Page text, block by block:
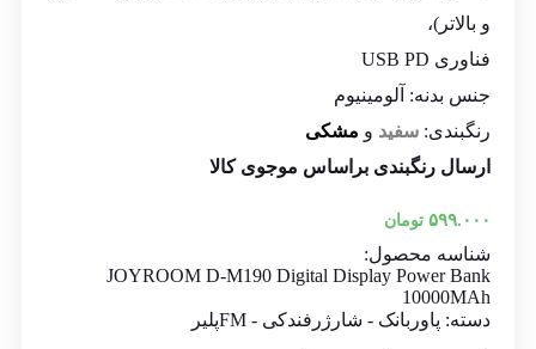
و بالاتر)،
فناوری USB PD
جنس بدنه: آلومینیوم
رنگبندی: سفید و مشکی
ارسال رنگبندی براساس موجوی کالا
۵۹۹.۰۰۰ تومان
شناسه محصول:
JOYROOM D-M190 Digital Display Power Bank
10000MAh
دسته: پاوربانک - شارژرفندکی - FMپلیر